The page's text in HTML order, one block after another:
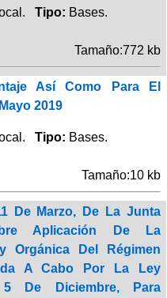
Tipo: Bases.
Tamaño:772 kb
Así Como Para El
2019
Tipo: Bases.
Tamaño:10 kb
De Marzo, De La Junta
Aplicación De La
Orgánica Del Régimen
A Cabo Por La Ley
De Diciembre, Para